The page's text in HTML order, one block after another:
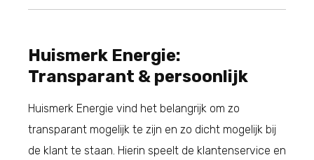
Huismerk Energie:
Transparant & persoonlijk
Huismerk Energie vind het belangrijk om zo
transparant mogelijk te zijn en zo dicht mogelijk bij
de klant te staan. Hierin speelt de klantenservice en